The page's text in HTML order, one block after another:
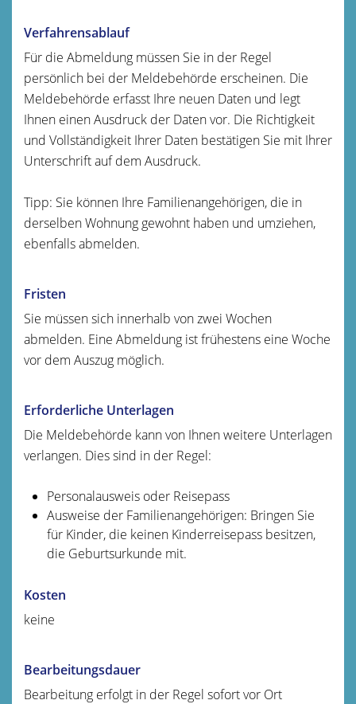
Verfahrensablauf
Für die Abmeldung müssen Sie in der Regel
persönlich bei der Meldebehörde erscheinen. Die
Meldebehörde erfasst Ihre neuen Daten und legt
Ihnen einen Ausdruck der Daten vor. Die Richtigkeit
und Vollständigkeit Ihrer Daten bestätigen Sie mit Ihrer
Unterschrift auf dem Ausdruck.
Tipp: Sie können Ihre Familienangehörigen, die in
derselben Wohnung gewohnt haben und umziehen,
ebenfalls abmelden.
Fristen
Sie müssen sich innerhalb von zwei Wochen
abmelden. Eine Abmeldung ist frühestens eine Woche
vor dem Auszug möglich.
Erforderliche Unterlagen
Die Meldebehörde kann von Ihnen weitere Unterlagen
verlangen. Dies sind in der Regel:
Personalausweis oder Reisepass
Ausweise der Familienangehörigen: Bringen Sie
für Kinder, die keinen Kinderreisepass besitzen,
die Geburtsurkunde mit.
Kosten
keine
Bearbeitungsdauer
Bearbeitung erfolgt in der Regel sofort vor Ort